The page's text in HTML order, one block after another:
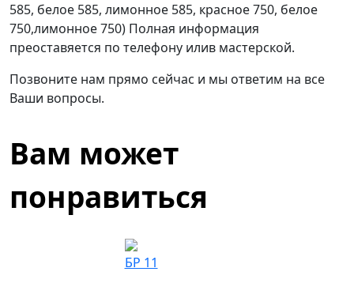
585, белое 585, лимонное 585, красное 750, белое
750,лимонное 750) Полная информация
преоставяется по телефону илив мастерской.
Позвоните нам прямо сейчас и мы ответим на все
Ваши вопросы.
Вам может
понравиться
БР 11